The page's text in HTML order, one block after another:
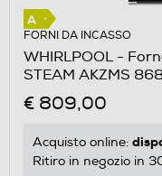
FORNI DA INCASSO
WHIRLPOOL -
STEAM AKZMS
€ 809,00
Acquisto online:
Ritiro in negozio in